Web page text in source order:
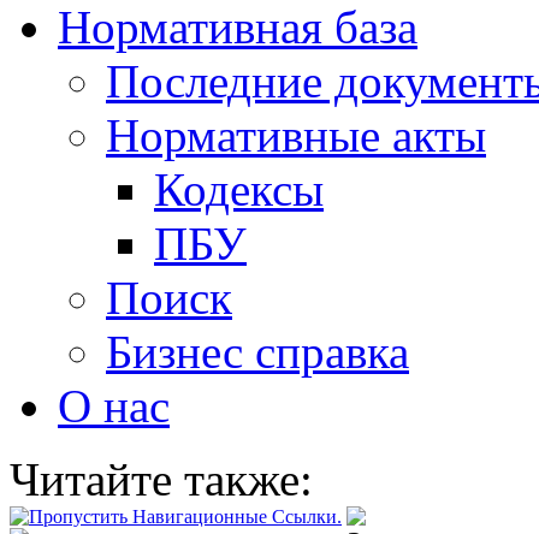
Нормативная база
Последние
Нормативные акты
Кодексы
ПБУ
Поиск
Бизнес справка
О нас
Читайте также: